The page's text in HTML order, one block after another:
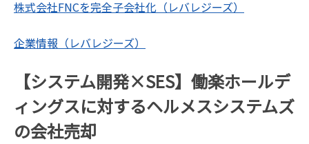
株式会社FNCを完全子会社化（レバレジーズ）
企業情報（レバレジーズ）
【システム開発×SES】働楽ホールデ
ィングスに対するヘルメスシステムズ
の会社売却